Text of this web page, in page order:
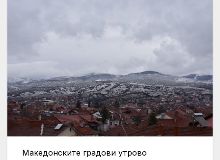
Македонските градови утрово